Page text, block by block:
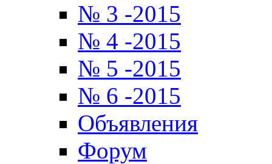
№ 3 -2015
№ 4 -2015
№ 5 -2015
№ 6 -2015
Объявления
Форум